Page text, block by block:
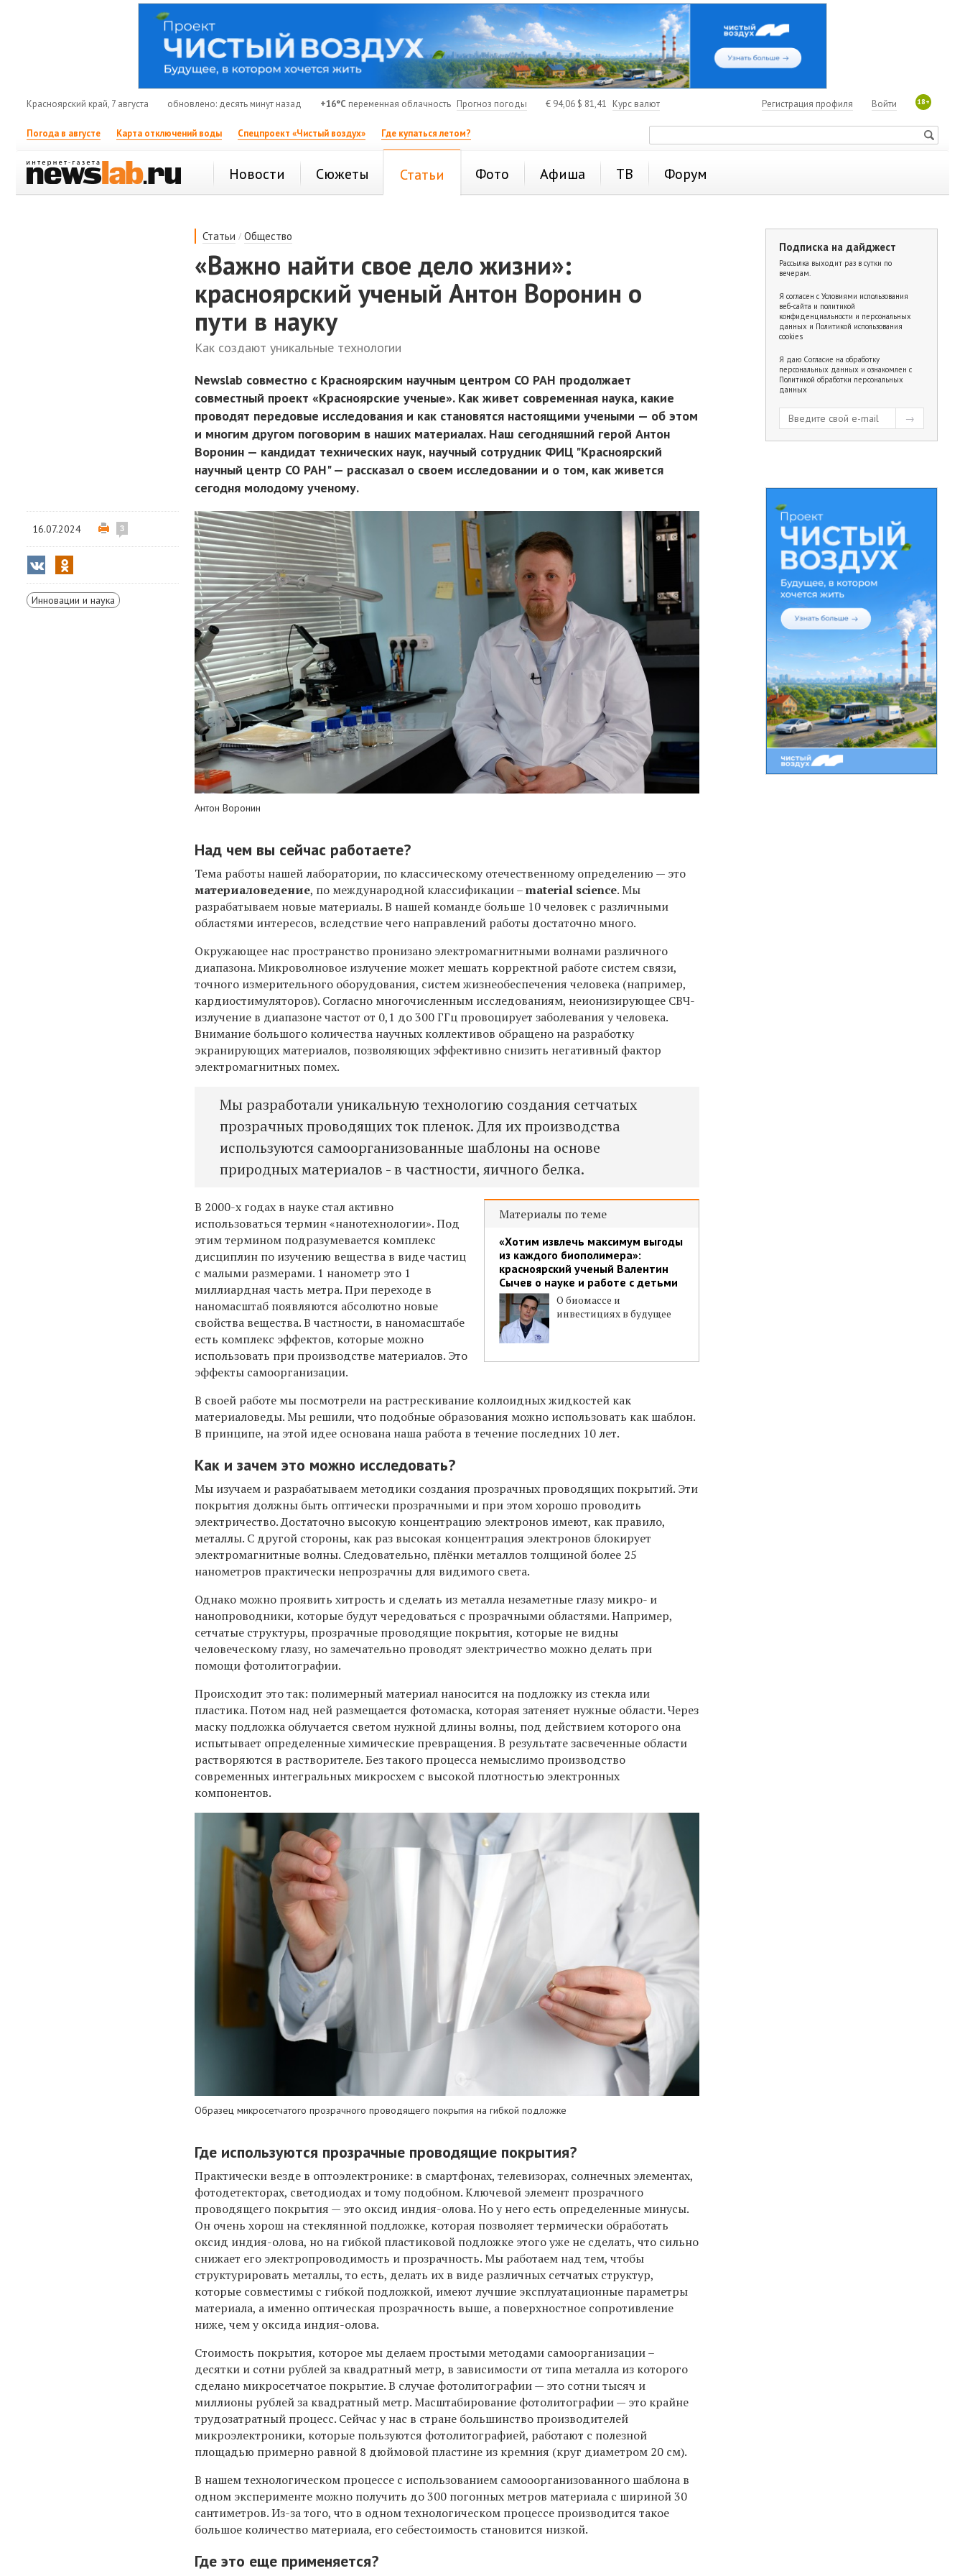
Красноярский край, 7 августа обновлено: десять минут назад +16°C переменная облачность Прогноз погоды € 94,06 $ 81,41 Курс валют 18+
Войти
Регистрация профиля
Погода в августе Карта отключений воды Спецпроект «Чистый воздух» Где купаться летом?
Новости Сюжеты Статьи Фото Афиша ТВ Форум
Статьи /Общество
«Важно найти свое дело жизни»:
красноярский ученый Антон Воронин о
пути в науку
Как создают уникальные технологии
Newslab совместно с Красноярским научным центром СО РАН продолжает
совместный проект «Красноярские ученые». Как живет современная наука, какие
проводят передовые исследования и как становятся настоящими учеными — об этом
и многим другом поговорим в наших материалах. Наш сегодняшний герой Антон
Воронин — кандидат технических наук, научный сотрудник ФИЦ "Красноярский
научный центр СО РАН" — рассказал о своем исследовании и о том, как живется
сегодня молодому ученому.
16.07.2024 3
Инновации и наука
Антон Воронин
Над чем вы сейчас работаете?
Тема работы нашей лаборатории, по классическому отечественному определению — это
материаловедение, по международной классификации –material science. Мы
разрабатываем новые материалы. В нашей команде больше 10 человек с различными
областями интересов, вследствие чего направлений работы достаточно много.
Окружающее нас пространство пронизано электромагнитными волнами различного
диапазона. Микроволновое излучение может мешать корректной работе систем связи,
точного измерительного оборудования, систем жизнеобеспечения человека (например,
кардиостимуляторов). Согласно многочисленным исследованиям, неионизирующее СВЧ-
излучение в диапазоне частот от 0,1 до 300 ГГц провоцирует заболевания у человека.
Внимание большого количества научных коллективов обращено на разработку
экранирующих материалов, позволяющих эффективно снизить негативный фактор
электромагнитных помех.
Мы разработали уникальную технологию создания сетчатых
прозрачных проводящих ток пленок. Для их производства
используются самоорганизованные шаблоны на основе
природных материалов - в частности, яичного белка.
Материалы по теме
«Хотим извлечь максимум выгоды
из каждого биополимера»:
красноярский ученый Валентин
Сычев о науке и работе с детьми
О биомассе и
инвестициях в будущее
В 2000-х годах в науке стал активно
использоваться термин «нанотехнологии». Под
этим термином подразумевается комплекс
дисциплин по изучению вещества в виде частиц
с малыми размерами. 1 нанометр это 1
миллиардная часть метра. При переходе в
наномасштаб появляются абсолютно новые
свойства вещества. В частности, в наномасштабе
есть комплекс эффектов, которые можно
использовать при производстве материалов. Это
эффекты самоорганизации.
В своей работе мы посмотрели на растрескивание коллоидных жидкостей как
материаловеды. Мы решили, что подобные образования можно использовать как шаблон.
В принципе, на этой идее основана наша работа в течение последних 10 лет.
Как и зачем это можно исследовать?
Мы изучаем и разрабатываем методики создания прозрачных проводящих покрытий. Эти
покрытия должны быть оптически прозрачными и при этом хорошо проводить
электричество. Достаточно высокую концентрацию электронов имеют, как правило,
металлы. С другой стороны, как раз высокая концентрация электронов блокирует
электромагнитные волны. Следовательно, плёнки металлов толщиной более 25
нанометров практически непрозрачны для видимого света.
Однако можно проявить хитрость и сделать из металла незаметные глазу микро- и
нанопроводники, которые будут чередоваться с прозрачными областями. Например,
сетчатые структуры, прозрачные проводящие покрытия, которые не видны
человеческому глазу, но замечательно проводят электричество можно делать при
помощи фотолитографии.
Происходит это так: полимерный материал наносится на подложку из стекла или
пластика. Потом над ней размещается фотомаска, которая затеняет нужные области. Через
маску подложка облучается светом нужной длины волны, под действием которого она
испытывает определенные химические превращения. В результате засвеченные области
растворяются в растворителе. Без такого процесса немыслимо производство
современных интегральных микросхем с высокой плотностью электронных
компонентов.
Образец микросетчатого прозрачного проводящего покрытия на гибкой подложке
Где используются прозрачные проводящие покрытия?
Практически везде в оптоэлектронике: в смартфонах, телевизорах, солнечных элементах,
фотодетекторах, светодиодах и тому подобном. Ключевой элемент прозрачного
проводящего покрытия — это оксид индия-олова. Но у него есть определенные минусы.
Он очень хорош на стеклянной подложке, которая позволяет термически обработать
оксид индия-олова, но на гибкой пластиковой подложке этого уже не сделать, что сильно
снижает его электропроводимость и прозрачность. Мы работаем над тем, чтобы
структурировать металлы, то есть, делать их в виде различных сетчатых структур,
которые совместимы с гибкой подложкой, имеют лучшие эксплуатационные параметры
материала, а именно оптическая прозрачность выше, а поверхностное сопротивление
ниже, чем у оксида индия-олова.
Стоимость покрытия, которое мы делаем простыми методами самоорганизации –
десятки и сотни рублей за квадратный метр, в зависимости от типа металла из которого
сделано микросетчатое покрытие. В случае фотолитографии — это сотни тысяч и
миллионы рублей за квадратный метр. Масштабирование фотолитографии — это крайне
трудозатратный процесс. Сейчас у нас в стране большинство производителей
микроэлектроники, которые пользуются фотолитографией, работают с полезной
площадью примерно равной 8 дюймовой пластине из кремния (круг диаметром 20 см).
В нашем технологическом процессе с использованием самооорганизованного шаблона в
одном эксперименте можно получить до 300 погонных метров материала с шириной 30
сантиметров. Из-за того, что в одном технологическом процессе производится такое
большое количество материала, его себестоимость становится низкой.
Где это еще применяется?
Подписка на дайджест
Рассылка выходит раз в сутки по
вечерам.
Я согласен с Условиями использования
веб-сайта и политикой
конфиденциальности и персональных
данных и Политикой использования
cookies
Я даю Согласие на обработку
персональных данных и ознакомлен с
Политикой обработки персональных
данных